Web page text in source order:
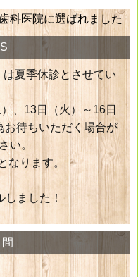
夏季休診とさせてい
、13日（火）～16日
お待ちいただく場合が
い。
なります。
ました！